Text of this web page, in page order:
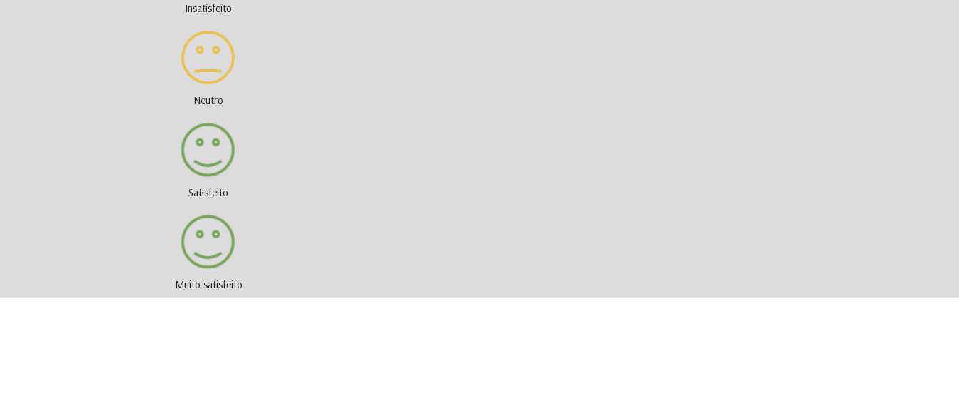
Insatisfeito
Neutro
Satisfeito
Muito satisfeito